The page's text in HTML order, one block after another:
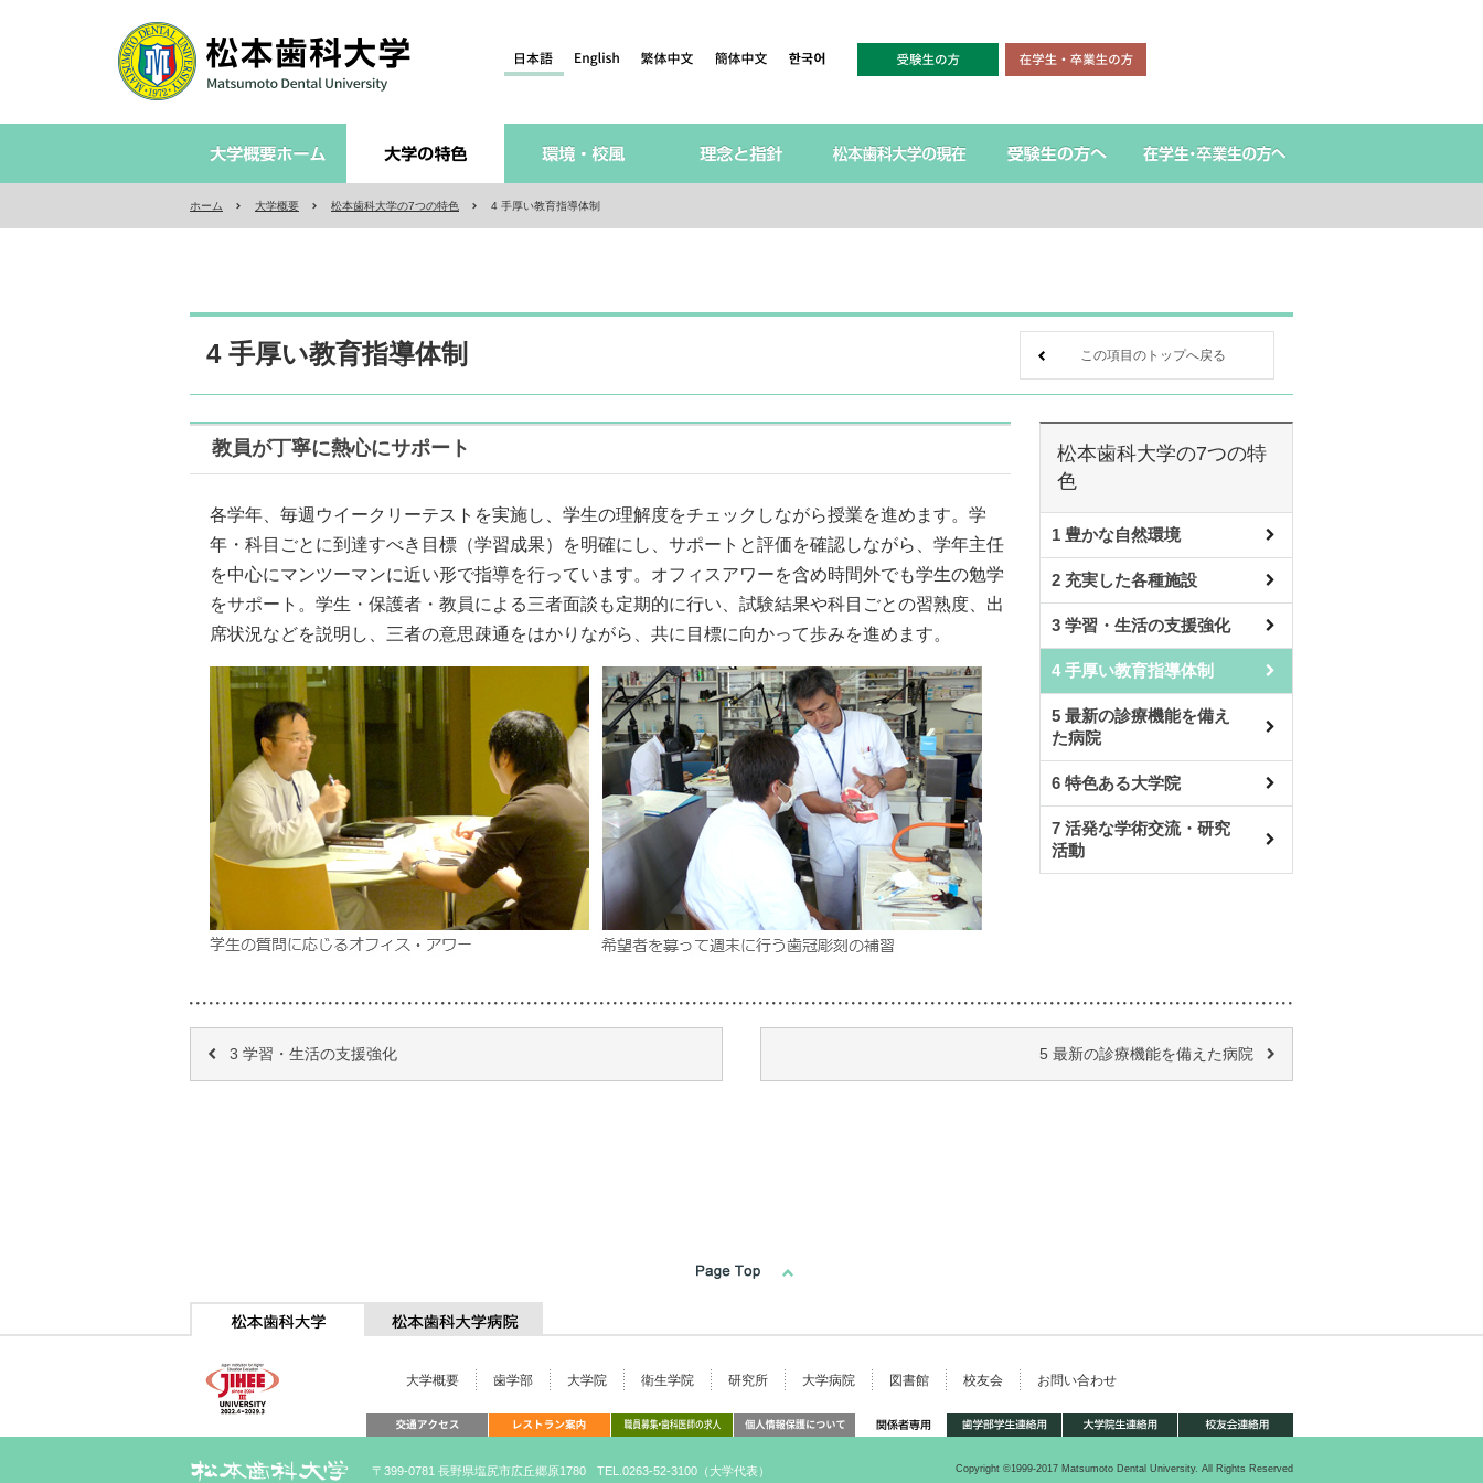
ホーム 大学概要 松本歯科大学の7つの特色 4 手厚い教育指導体制
この項目のトップへ戻る
4 手厚い教育指導体制
教員が丁寧に熱心にサポート
各学年、毎週ウイークリーテストを実施し、学生の理解度をチェックしながら授業を進めます。学
年・科目ごとに到達すべき目標（学習成果）を明確にし、サポートと評価を確認しながら、学年主任
を中心にマンツーマンに近い形で指導を行っています。オフィスアワーを含め時間外でも学生の勉学
をサポート。学生・保護者・教員による三者面談も定期的に行い、試験結果や科目ごとの習熟度、出
席状況などを説明し、三者の意思疎通をはかりながら、共に目標に向かって歩みを進めます。
松本歯科大学の7つの特
色
1 豊かな自然環境
2 充実した各種施設
3 学習・生活の支援強化
4 手厚い教育指導体制
5 最新の診療機能を備え
た病院
6 特色ある大学院
7 活発な学術交流・研究
活動
3 学習・生活の支援強化 5 最新の診療機能を備えた病院
大学概要 歯学部 大学院 衛生学院 研究所 大学病院 図書館 校友会 お問い合わせ
〒399-0781 長野県塩尻市広丘郷原1780 TEL.0263-52-3100（大学代表） Copyright ©1999-2017 Matsumoto Dental University. All Rights Reserved